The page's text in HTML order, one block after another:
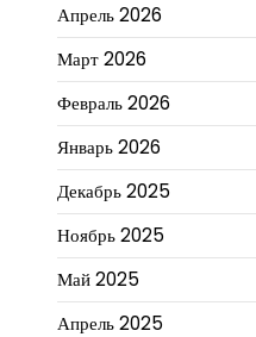
Апрель 2026
Март 2026
Февраль 2026
Январь 2026
Декабрь 2025
Ноябрь 2025
Май 2025
Апрель 2025